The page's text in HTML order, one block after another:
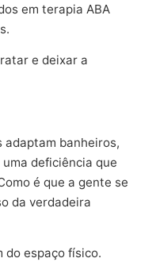
em terapia ABA
e deixar a
adaptam banheiros,
deficiência que
é que a gente se
da verdadeira
do espaço físico.